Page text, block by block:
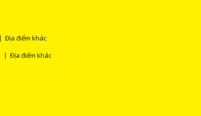
Địa điểm khác
Địa điểm khác